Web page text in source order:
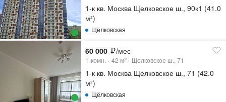
1-к кв. Москва Щелковское ш., 90к1 (41.0
м²)
Щёлковская
60 000 /мес
1-комн. 42 м2 Щелковское ш., 71
1-к кв. Москва Щелковское ш., 71 (42.0
м²)
Щёлковская